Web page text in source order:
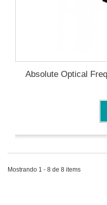
Absolute Optical
Mostrando 1 - 8 de 8 items